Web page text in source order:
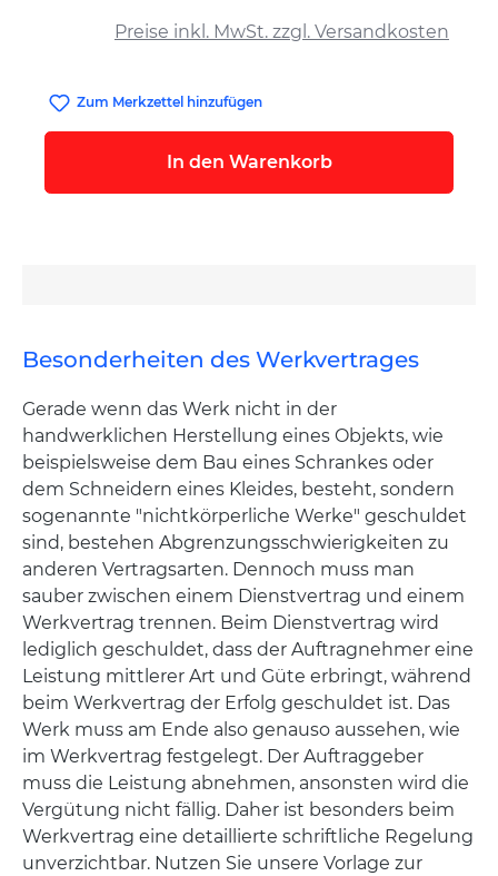
Preise inkl. MwSt. zzgl. Versandkosten
Zum Merkzettel hinzufügen
In den Warenkorb
Besonderheiten des Werkvertrages
Gerade wenn das Werk nicht in der
handwerklichen Herstellung eines Objekts, wie
beispielsweise dem Bau eines Schrankes oder
dem Schneidern eines Kleides, besteht, sondern
sogenannte "nichtkörperliche Werke" geschuldet
sind, bestehen Abgrenzungsschwierigkeiten zu
anderen Vertragsarten. Dennoch muss man
sauber zwischen einem Dienstvertrag und einem
Werkvertrag trennen. Beim Dienstvertrag wird
lediglich geschuldet, dass der Auftragnehmer eine
Leistung mittlerer Art und Güte erbringt, während
beim Werkvertrag der Erfolg geschuldet ist. Das
Werk muss am Ende also genauso aussehen, wie
im Werkvertrag festgelegt. Der Auftraggeber
muss die Leistung abnehmen, ansonsten wird die
Vergütung nicht fällig. Daher ist besonders beim
Werkvertrag eine detaillierte schriftliche Regelung
unverzichtbar. Nutzen Sie unsere Vorlage zur